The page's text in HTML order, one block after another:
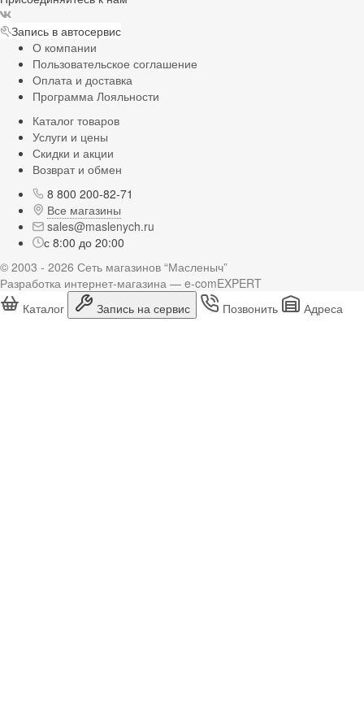
Запись в автосервис
О компании
Пользовательское соглашение
Оплата и доставка
Программа Лояльности
Каталог товаров
Услуги и цены
Скидки и акции
Возврат и обмен
8 800 200-82-71
Все магазины
sales@maslenych.ru
с 8:00 до 20:00
© 2003 - 2026 Сеть магазинов “Масленыч”
Разработка интернет-магазина — e-comEXPERT
Каталог
Запись на сервис Позвонить Адреса